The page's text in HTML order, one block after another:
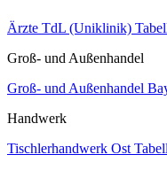
Ärzte TdL (Uniklinik)
Groß- und Außenhandel
Groß- und Außenhandel
Handwerk
Tischlerhandwerk Ost